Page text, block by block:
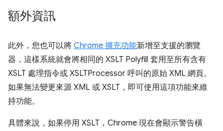
額外資訊
此外，您也可以將 Chrome 擴充功能新增至支援的瀏覽
器，這樣系統就會將相同的 XSLT Polyfill 套用至所有含有
XSLT 處理指令或 XSLTProcessor 呼叫的原始 XML 網頁。
如果無法變更來源 XML 或 XSLT，即可使用這項功能來維
持功能。
具體來說，如果停用 XSLT，Chrome 現在會顯示警告橫